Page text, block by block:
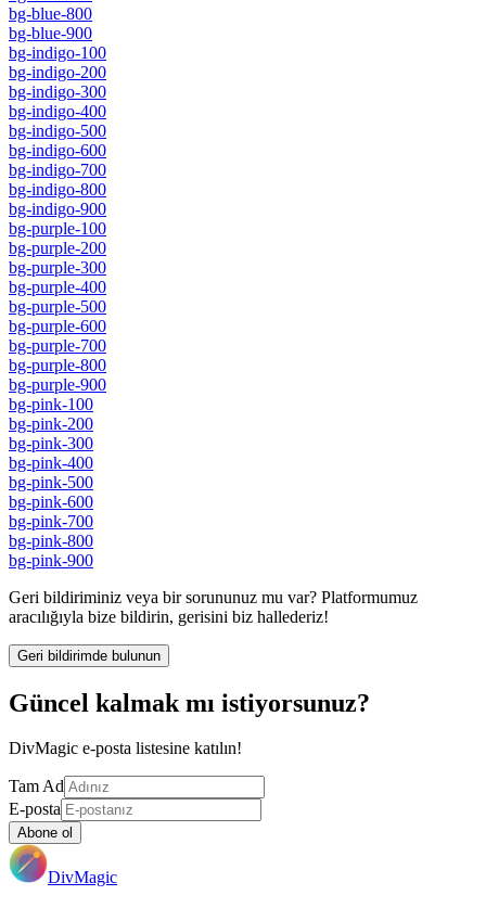
bg-blue-800
bg-blue-900
bg-indigo-100
bg-indigo-200
bg-indigo-300
bg-indigo-400
bg-indigo-500
bg-indigo-600
bg-indigo-700
bg-indigo-800
bg-indigo-900
bg-purple-100
bg-purple-200
bg-purple-300
bg-purple-400
bg-purple-500
bg-purple-600
bg-purple-700
bg-purple-800
bg-purple-900
bg-pink-100
bg-pink-200
bg-pink-300
bg-pink-400
bg-pink-500
bg-pink-600
bg-pink-700
bg-pink-800
bg-pink-900
Geri bildiriminiz veya bir sorununuz mu var? Platformumuz
aracılığıyla bize bildirin, gerisini biz hallederiz!
Geri bildirimde bulunun
Güncel kalmak mı istiyorsunuz?
DivMagic e-posta listesine katılın!
Tam Ad
E-posta
Abone ol
DivMagic